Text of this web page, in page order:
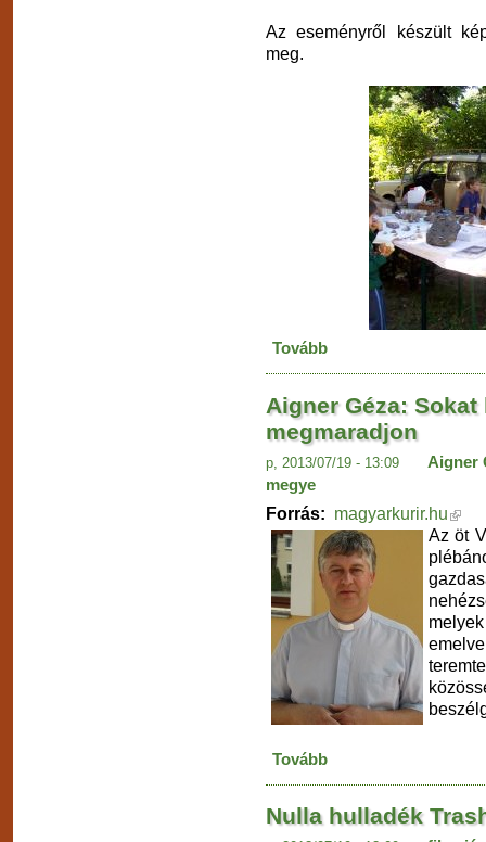
Az eseményről készült
meg.
Tovább
Aigner Géza:
megmaradjon
p, 2013/07/19 - 13:09
Aigner
megye
Forrás: magyarkurir.hu
Az öt
Tovább
Nulla hulladék